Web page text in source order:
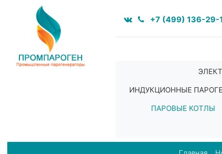
+7 (499) 136-29-
ИНДУКЦИОННЫЕ
ПАРОВЫЕ КОТЛЫ